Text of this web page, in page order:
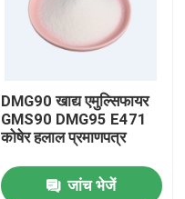
DMG90 खाद्य एमुल्सिफायर
GMS90 DMG95 E471
कोषेर हलाल प्रमाणपत्र
जांच भेजें